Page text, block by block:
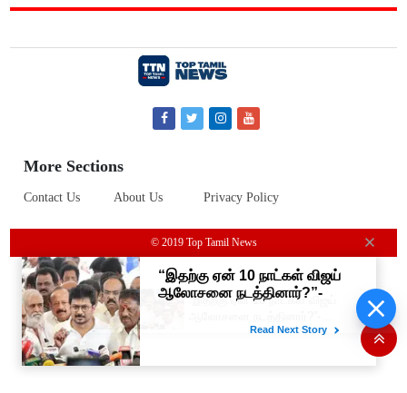
More Sections
Contact Us About Us Privacy Policy
© 2019 Top Tamil News
“இதற்கு ஏன் 10 நாட்கள் விஜய்
உதயநிதி ஸ்டாலின்